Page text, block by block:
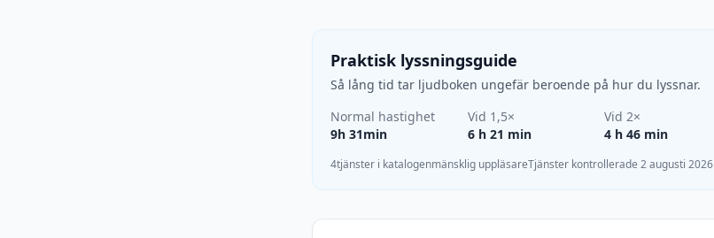
Praktisk lyssningsguide
Så lång tid tar ljudboken ungefär beroende på hur du lyssnar.
Normal hastighet
9h 31min
Vid 1,5×
6 h 21 min
Vid 2×
4 h 46 min
4tjänster i katalogenmänsklig uppläsareTjänster kontrollerade 2 augusti 2026